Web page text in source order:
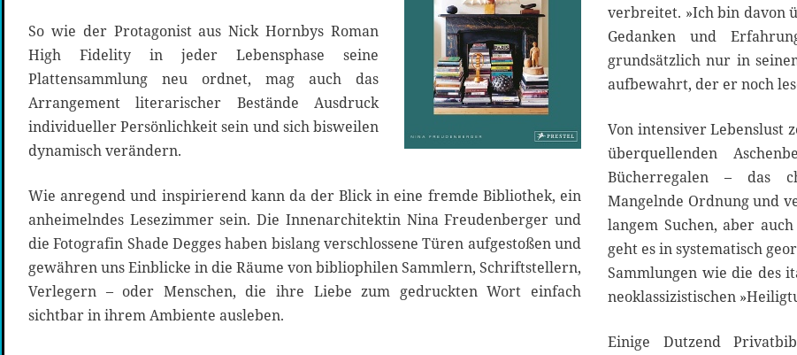
So wie der Protagonist aus Nick Hornbys Roman
High Fidelity in jeder Lebensphase seine
Plattensammlung neu ordnet, mag auch das
Arrangement literarischer Bestände Ausdruck
individueller Persönlichkeit sein und sich bisweilen
dynamisch verändern.
Wie anregend und inspirierend kann da der Blick in eine fremde Bibliothek, ein
anheimelndes Lesezimmer sein. Die Innenarchitektin Nina Freudenberger und
die Fotografin Shade Degges haben bislang verschlossene Türen aufgestoßen und
gewähren uns Einblicke in die Räume von bibliophilen Sammlern, Schriftstellern,
Verlegern – oder Menschen, die ihre Liebe zum gedruckten Wort einfach
sichtbar in ihrem Ambiente ausleben.
verbreitet. »Ich bin davon
Gedanken und
grundsätzlich nur in
aufbewahrt, der er noch
Von intensiver Lebenslust
überquellenden
Bücherregalen – das
Mangelnde Ordnung und
langem Suchen, aber
geht es in systematisch
Sammlungen wie die des
neoklassizistischen
Einige Dutzend